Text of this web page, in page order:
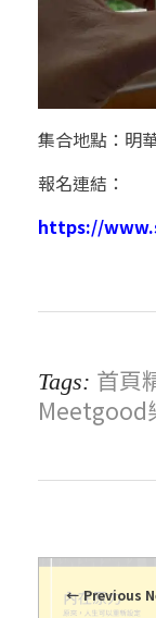
集合地點：明
報名連結：
https://
Tags: 首頁
Meetgood
Previous